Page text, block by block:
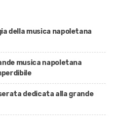
della musica napoletana
musica napoletana
dedicata alla grande